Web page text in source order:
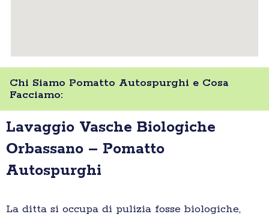
Chi Siamo Pomatto Autospurghi e Cosa
Facciamo:
Lavaggio Vasche Biologiche
Orbassano – Pomatto
Autospurghi
La ditta si occupa di pulizia fosse biologiche,